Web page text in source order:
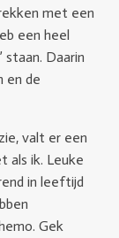
met een
een heel
staan. Daarin
en de
valt er een
als ik. Leuke
in leeftijd
Gek